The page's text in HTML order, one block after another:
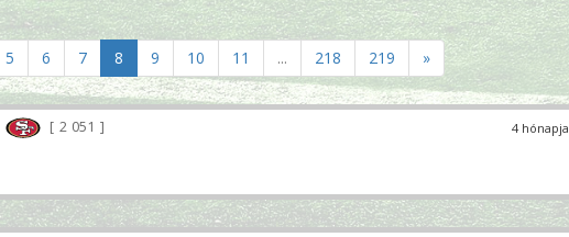
5 6 7 8 9 10 11 ... 218 219 »
4 hónapja
2 051